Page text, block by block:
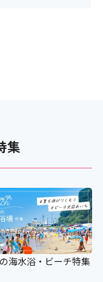
集
海水浴・ビーチ特集